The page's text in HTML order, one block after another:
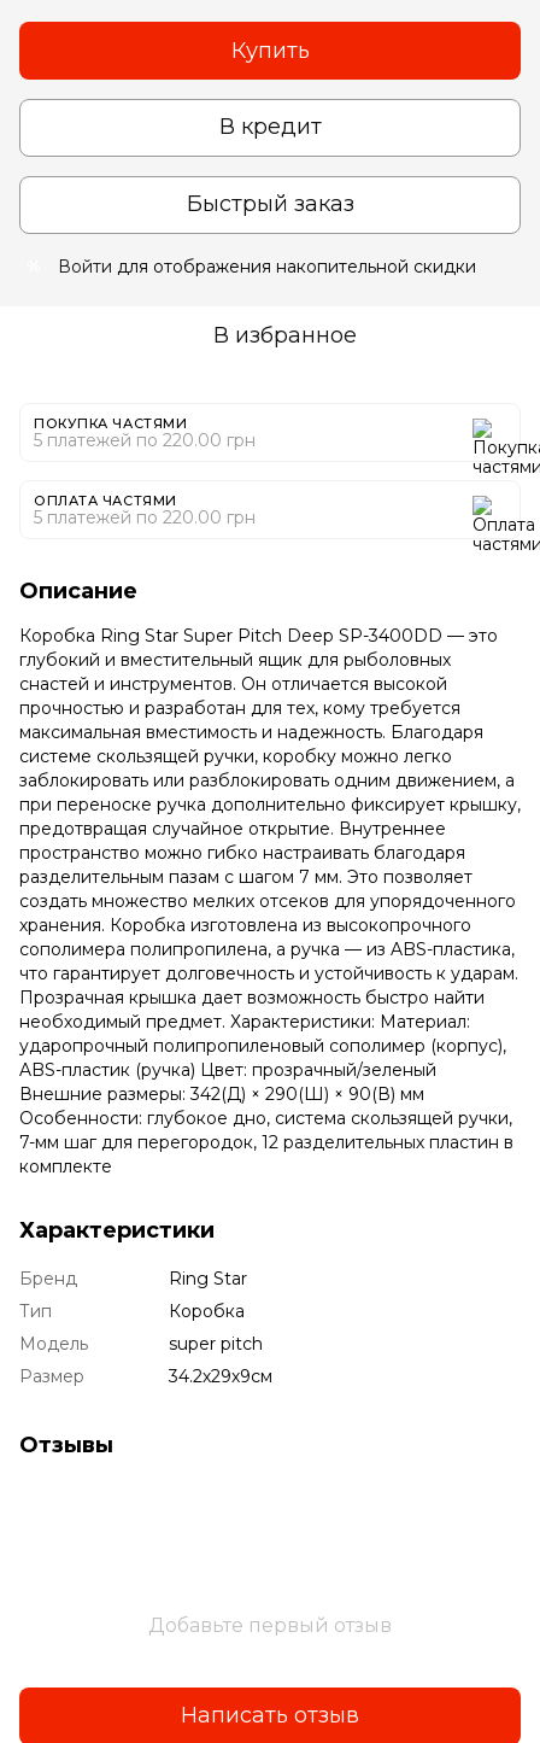
Купить
В кредит
Быстрый заказ
Войти для отображения накопительной скидки
В избранное
ПОКУПКА ЧАСТЯМИ
5 платежей по 220.00 грн
ОПЛАТА ЧАСТЯМИ
5 платежей по 220.00 грн
Описание
Коробка Ring Star Super Pitch Deep SP-3400DD — это
глубокий и вместительный ящик для рыболовных
снастей и инструментов. Он отличается высокой
прочностью и разработан для тех, кому требуется
максимальная вместимость и надежность. Благодаря
системе скользящей ручки, коробку можно легко
заблокировать или разблокировать одним движением, а
при переноске ручка дополнительно фиксирует крышку,
предотвращая случайное открытие. Внутреннее
пространство можно гибко настраивать благодаря
разделительным пазам с шагом 7 мм. Это позволяет
создать множество мелких отсеков для упорядоченного
хранения. Коробка изготовлена из высокопрочного
сополимера полипропилена, а ручка — из ABS-пластика,
что гарантирует долговечность и устойчивость к ударам.
Прозрачная крышка дает возможность быстро найти
необходимый предмет. Характеристики: Материал:
ударопрочный полипропиленовый сополимер (корпус),
ABS-пластик (ручка) Цвет: прозрачный/зеленый
Внешние размеры: 342(Д) × 290(Ш) × 90(В) мм
Особенности: глубокое дно, система скользящей ручки,
7-мм шаг для перегородок, 12 разделительных пластин в
комплекте
Характеристики
Бренд
Ring Star
Тип
Коробка
Модель
super pitch
Размер
34.2х29х9см
Отзывы
Добавьте первый отзыв
Написать отзыв